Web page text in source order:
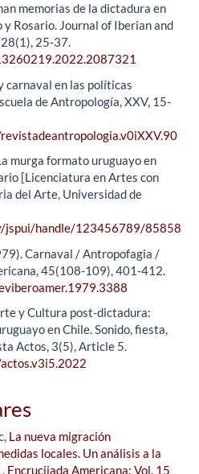
memorias de la dictadura en
Rosario. Journal of Iberian and
25-37.
carnaval en las políticas
de Antropología, XXV, 15-
murga formato uruguayo en
[Licenciatura en Artes con
del Arte, Universidad de
jspui/handle/123456789/85858
Carnaval / Antropofagia /
45(108-109), 401-412.
y Cultura post-dictadura:
en Chile. Sonido, fiesta,
Actos, 3(5), Article 5.
La nueva migración
locales. Un análisis a la
, Encrucijada Americana: Vol. 15